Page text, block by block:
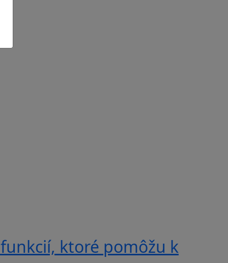
ktoré pomôžu k